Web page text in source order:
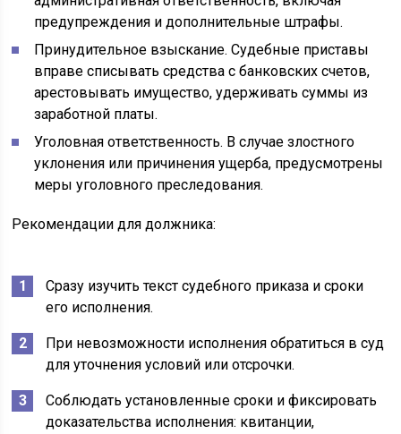
предупреждения и дополнительные штрафы.
Принудительное взыскание. Судебные приставы
вправе списывать средства с банковских счетов,
арестовывать имущество, удерживать суммы из
заработной платы.
Уголовная ответственность. В случае злостного
уклонения или причинения ущерба, предусмотрены
меры уголовного преследования.
Рекомендации для должника:
Сразу изучить текст судебного приказа и сроки
его исполнения.
При невозможности исполнения обратиться в суд
для уточнения условий или отсрочки.
Соблюдать установленные сроки и фиксировать
доказательства исполнения: квитанции,